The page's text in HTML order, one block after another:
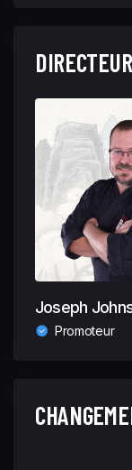
Joseph
Promoteur